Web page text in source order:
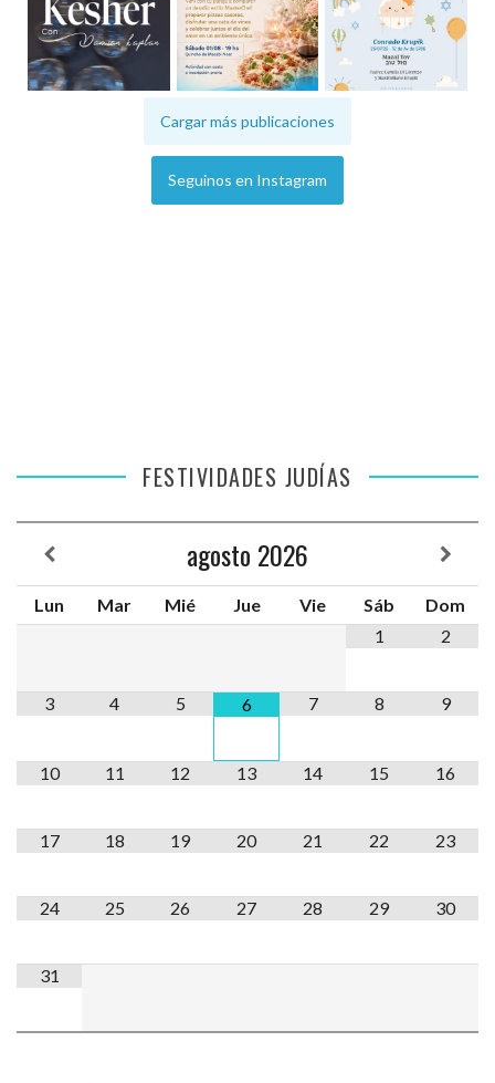
Cargar más publicaciones
Seguinos en Instagram
FESTIVIDADES JUDÍAS
agosto 2026
Lun Mar Mié Jue Vie Sáb
Dom
1
2
3 4 5 6 7 8 9
10 11 12 13 14 15 16
17 18 19 20 21 22 23
24 25 26 27 28 29 30
31